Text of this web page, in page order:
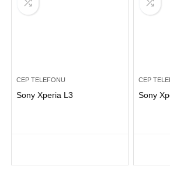
CEP TELEFONU
Sony Xperia L3
CEP
Sony